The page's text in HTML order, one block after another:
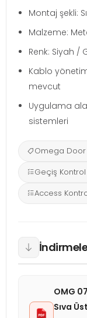
Montaj şekli:
Malzeme:
Renk: Siyah /
Kablo
mevcut
Uygulama
sistemleri
Omega Door
Geçiş Kontrol
Access
OMG
Sıva